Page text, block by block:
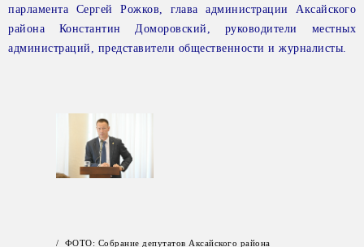
парламента Сергей Рожков, глава администрации Аксайского
района Константин Доморовский, руководители местных
администраций, представители общественности и журналисты.
/ ФОТО: Собрание депутатов Аксайского района